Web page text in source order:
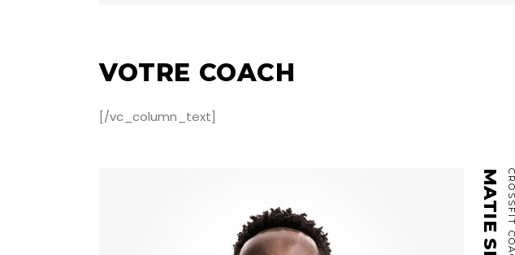
VOTRE COACH
[/vc_column_text]
CROSSFIT COACH